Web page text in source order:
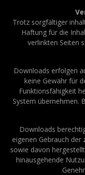
Trotz sorgfältiger
Haftung für die
verlinkten Seiten
Downloads erfolgen
keine Gewähr für
Funktionsfähigkeit
System übernehmen.
Downloads
eigenen Gebrauch
sowie davon
hinausgehende